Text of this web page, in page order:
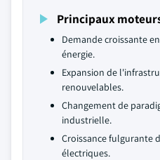
Principaux
Demande croissante
énergie.
Expansion de
renouvelables.
Changement de
industrielle.
Croissance fulgurante
électriques.